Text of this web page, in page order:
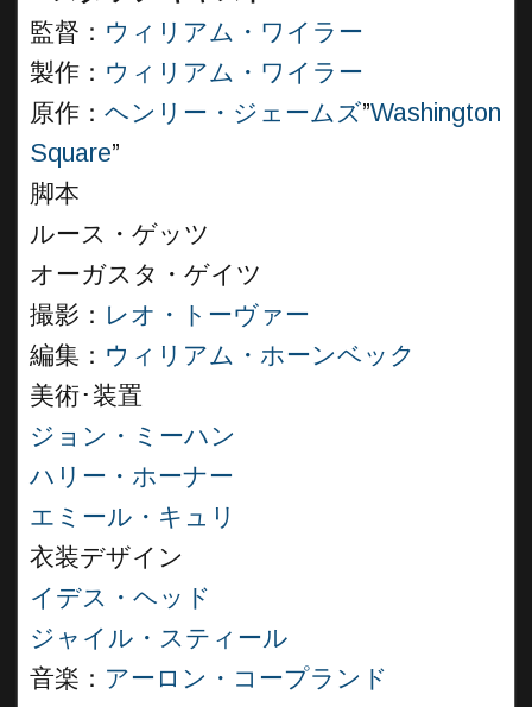
監督： ウィリアム・ワイラー
製作： ウィリアム・ワイラー
原作： ヘンリー・ジェームズ”Washington
Square”
脚本
ルース・ゲッツ
オーガスタ・ゲイツ
撮影： レオ・トーヴァー
編集： ウィリアム・ホーンベック
美術･装置
ジョン・ミーハン
ハリー・ホーナー
エミール・キュリ
衣装デザイン
イデス・ヘッド
ジャイル・スティール
音楽： アーロン・コープランド